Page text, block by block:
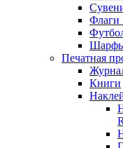
Печатная
Книги